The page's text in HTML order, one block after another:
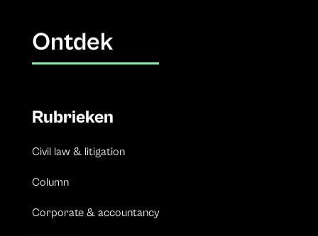
Ontdek
Rubrieken
Civil law & litigation
Column
Corporate & accountancy